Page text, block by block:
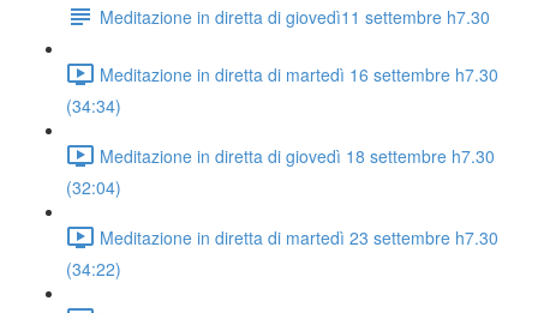
Meditazione in diretta di giovedì11 settembre h7.30
Meditazione in diretta di martedì 16 settembre h7.30
(34:34)
Meditazione in diretta di giovedì 18 settembre h7.30
(32:04)
Meditazione in diretta di martedì 23 settembre h7.30
(34:22)